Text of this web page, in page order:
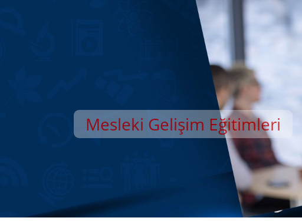
Mesleki Gelişim Eğitimleri
YILDIZ GELİŞİM AKADEMİSİ